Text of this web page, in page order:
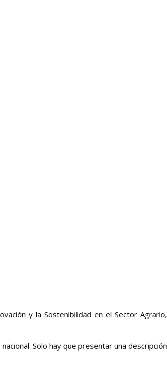
y la Sostenibilidad en el Sector Agrario,
Solo hay que presentar una descripción